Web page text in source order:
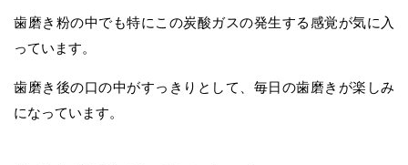
歯磨き粉の中でも特にこの炭酸ガスの発生する感覚が気に入
っています。
歯磨き後の口の中がすっきりとして、毎日の歯磨きが楽しみ
になっています。